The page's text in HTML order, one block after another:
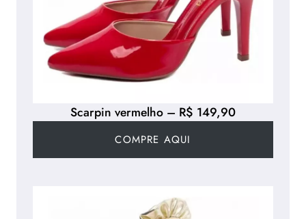
Scarpin vermelho – R$ 149,90
COMPRE AQUI